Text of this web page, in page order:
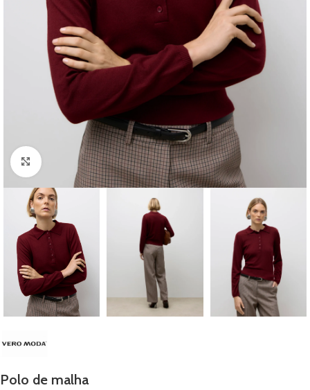
Clique para ampliar
Polo de malha